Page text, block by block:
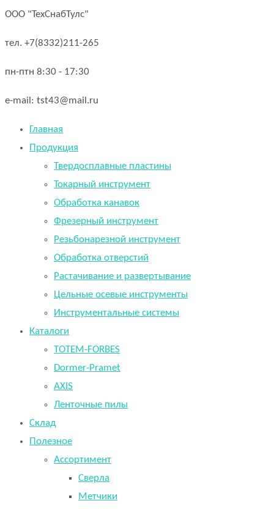
ООО "ТехСнабТулс"
тел. +7(8332)211-265
пн-птн 8:30 - 17:30
e-mail: tst43@mail.ru
Главная
Продукция
Твердосплавные пластины
Токарный инструмент
Обработка канавок
Фрезерный инструмент
Резьбонарезной инструмент
Обработка отверстий
Растачивание и развертывание
Цельные осевые инструменты
Инструментальные системы
Каталоги
TOTEM-FORBES
Dormer-Pramet
AXIS
Ленточные пилы
Склад
Полезное
Ассортимент
Сверла
Метчики